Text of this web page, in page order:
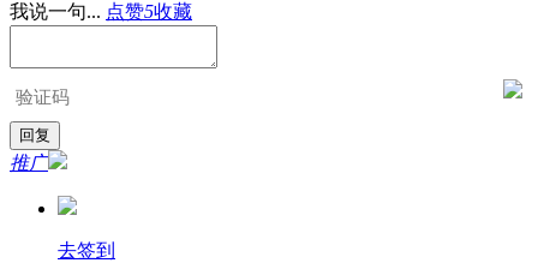
我说一句... 点赞5收藏
推广
去签到